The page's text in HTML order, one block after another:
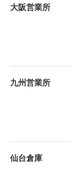
大阪営業所
九州営業所
仙台倉庫